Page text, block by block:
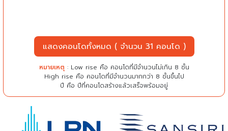
แสดงคอนโดทั้งหมด ( จำนวน 31 คอนโด )
หมายเหตุ : Low rise คือ คอนโดที่มีจำนวนไม่เกิน 8 ชั้น
High rise คือ คอนโดที่มีจำนวนมากกว่า 8 ชั้นขึ้นไป
ปี คือ ปีที่คอนโดสร้างแล้วเสร็จพร้อมอยู่